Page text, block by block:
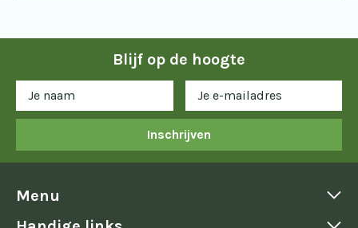
Blijf op de hoogte
Inschrijven
Menu